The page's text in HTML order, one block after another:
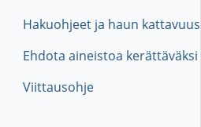
Hakuohjeet ja haun kattavuus
Ehdota aineistoa kerättäväksi
Viittausohje